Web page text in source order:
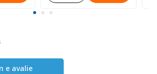
e avalie